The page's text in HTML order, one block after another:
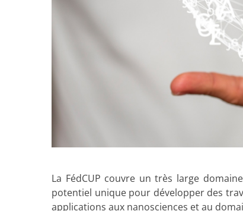
La FédCUP couvre un très large
potentiel unique pour développer des
applications aux nanosciences et au